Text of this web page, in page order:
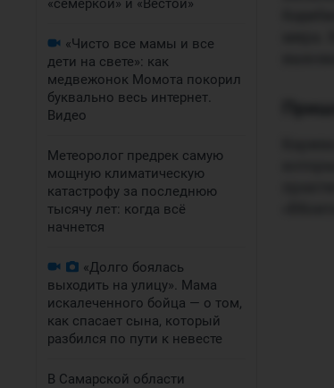
«семеркой» и «Вестой»
«Чисто все мамы и все
дети на свете»: как
медвежонок Момота покорил
буквально весь интернет.
Видео
Метеоролог предрек самую
мощную климатическую
катастрофу за последнюю
тысячу лет: когда всё
начнется
«Долго боялась
выходить на улицу». Мама
искалеченного бойца — о том,
как спасает сына, который
разбился по пути к невесте
В Самарской области